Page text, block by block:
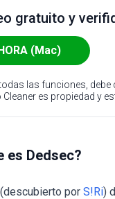
gratuito y
(Mac)
las funciones,
es propiedad y
es Dedsec?
(descubierto por S!Ri)